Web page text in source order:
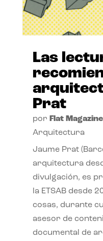
Las
Prat
por Flat Magazine
Arquitectura
Jaume Prat
arquitectura
divulgación, es
la ETSAB desde
cosas, durante
asesor de
documental de